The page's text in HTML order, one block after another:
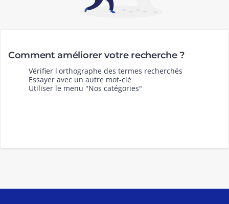
Comment améliorer votre recherche ?
Vérifier l'orthographe des termes recherchés
Essayer avec un autre mot-clé
Utiliser le menu "Nos catégories"